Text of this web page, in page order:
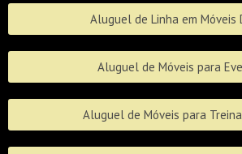
Aluguel de Linha em Móveis
Aluguel de Móveis para
Aluguel de Móveis para